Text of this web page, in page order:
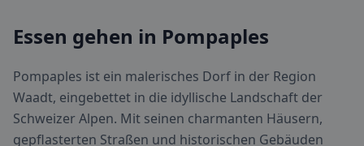
Essen gehen in Pompaples
Pompaples ist ein malerisches Dorf in der Region
Waadt, eingebettet in die idyllische Landschaft der
Schweizer Alpen. Mit seinen charmanten Häusern,
gepflasterten Straßen und historischen Gebäuden